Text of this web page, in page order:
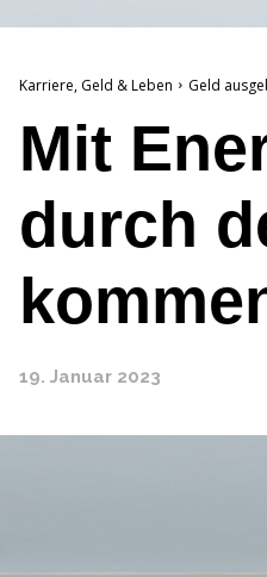
Karriere, Geld & Leben Geld
Mit
durch
19. Januar 2023